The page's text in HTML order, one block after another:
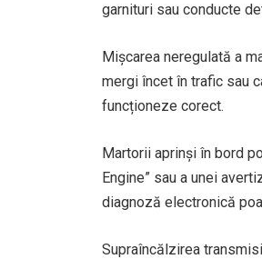
garnituri sau conducte
Mișcarea neregulată a
mergi încet în trafic sau
funcționeze corect.
Martorii aprinși în bord
Engine” sau a unei
diagnoză electronică
Supraîncălzirea